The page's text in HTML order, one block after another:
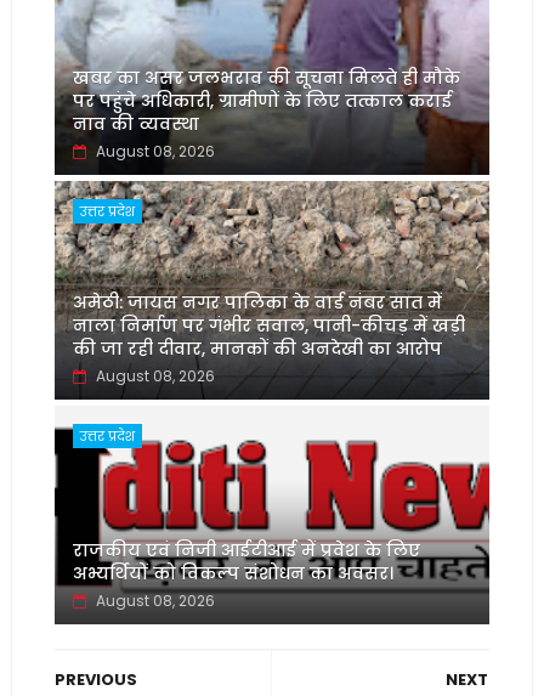
खबर का असर जलभराव की सूचना मिलते ही मौके
पर पहुंचे अधिकारी, ग्रामीणों के लिए तत्काल कराई
नाव की व्यवस्था
August 08, 2026
उत्तर प्रदेश
अमेठी: जायस नगर पालिका के वार्ड नंबर सात में
नाला निर्माण पर गंभीर सवाल, पानी-कीचड़ में खड़ी
की जा रही दीवार, मानकों की अनदेखी का आरोप
August 08, 2026
उत्तर प्रदेश
‌राजकीय एवं निजी आईटीआई में प्रवेश के लिए
अभ्यर्थियों को विकल्प संशोधन का अवसर।
August 08, 2026
NEXT
PREVIOUS